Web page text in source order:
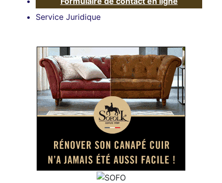
Service Juridique